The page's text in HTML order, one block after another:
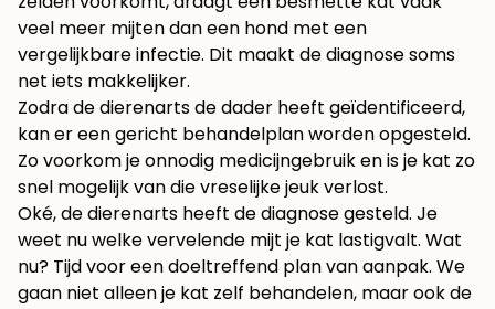
veel meer mijten dan een hond met een
vergelijkbare infectie. Dit maakt de diagnose soms
net iets makkelijker.
Zodra de dierenarts de dader heeft geïdentificeerd,
kan er een gericht behandelplan worden opgesteld.
Zo voorkom je onnodig medicijngebruik en is je kat zo
snel mogelijk van die vreselijke jeuk verlost.
Oké, de dierenarts heeft de diagnose gesteld. Je
weet nu welke vervelende mijt je kat lastigvalt. Wat
nu? Tijd voor een doeltreffend plan van aanpak. We
gaan niet alleen je kat zelf behandelen, maar ook de